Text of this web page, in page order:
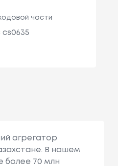
части
cs0635
агрегатор
В нашем
более 70 млн